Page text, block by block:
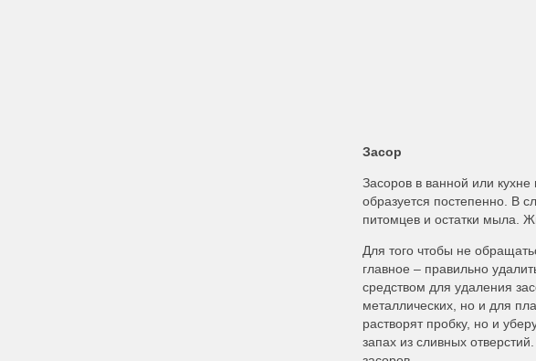
Засор
Засоров в ванной или
образуется постепенно. В
питомцев и остатки мыла.
Для того чтобы не
главное – правильно
средством для удаления
металлических, но и для
растворят пробку, но и
запах из сливных